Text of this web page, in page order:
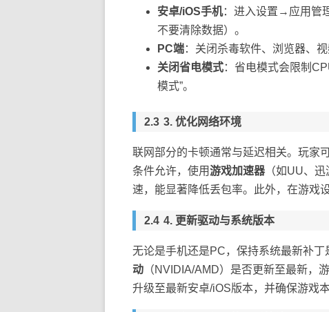
安卓/iOS手机：进入设置→应用管
不要清除数据）。
PC端：关闭杀毒软件、浏览器、
关闭省电模式：省电模式会限制
模式”。
3. 优化网络环境
联网部分的卡顿通常与延迟相关。玩家
条件允许，使用游戏加速器（如UU、迅
速，能显著降低丢包率。此外，在游戏
4. 更新驱动与系统版本
无论是手机还是PC，保持系统最新补
动 （NVIDIA/AMD）是否更新至最新，
升级至最新安卓/iOS版本，并确保游戏